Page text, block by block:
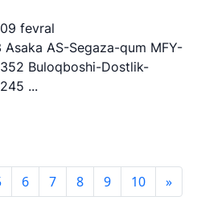
yil 09 fevral
AS-Segaza-qum MFY-
352 Buloqboshi-Dostlik-
...
6 7 8 9 10 »